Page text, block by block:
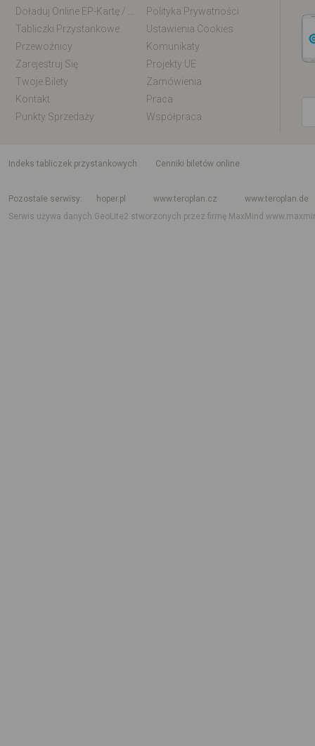
Polityka Prywatności
Tabliczki Przystankowe
Ustawienia Cookies
Przewoźnicy
Komunikaty
Zarejestruj Się
Projekty UE
Twoje Bilety
Zamówienia
Kontakt
Praca
Punkty Sprzedaży
Współpraca
indeks tabliczek przystankowych
Cenniki biletów online
Pozostałe serwisy
hoper.pl www.teroplan.cz
www.teroplan.de
Serwis używa danych GeoLite2 stworzonych przez firmę MaxMind